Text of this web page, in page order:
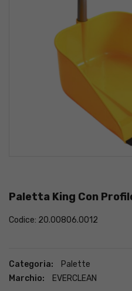
Paletta King Con
Codice: 20.00806.0012
Categoria:
Palette
Marchio:
EVERCLEAN